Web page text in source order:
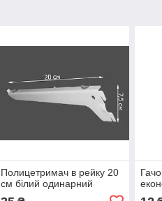
Полицетримач в рейку 20
см білий одинарний